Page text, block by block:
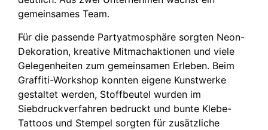
gemeinsames Team.
Für die passende Partyatmosphäre sorgten Neon-
Dekoration, kreative Mitmachaktionen und viele
Gelegenheiten zum gemeinsamen Erleben. Beim
Graffiti-Workshop konnten eigene Kunstwerke
gestaltet werden, Stoffbeutel wurden im
Siebdruckverfahren bedruckt und bunte Klebe-
Tattoos und Stempel sorgten für zusätzliche